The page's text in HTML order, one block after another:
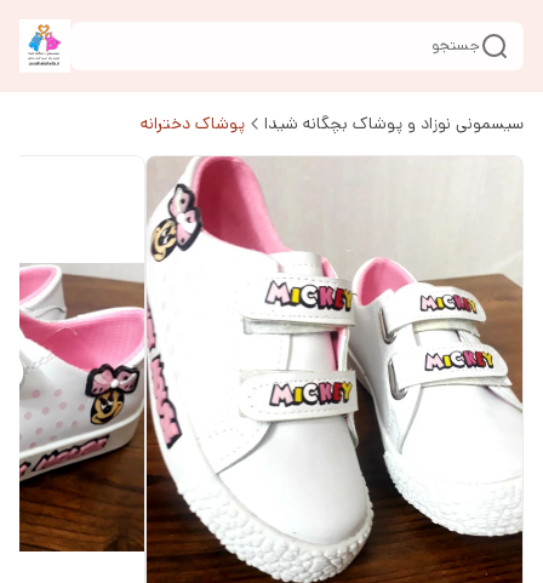
جستجو
سیسمونی نوزاد و پوشاک بچگانه شیدا پوشاک دخترانه